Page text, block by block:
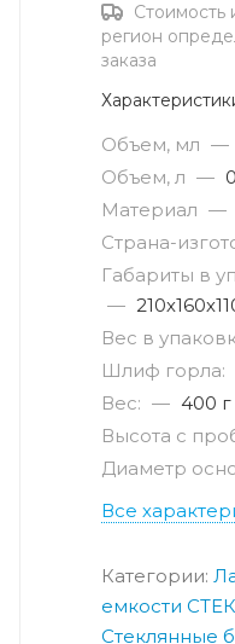
Стоимость
регион
заказа
Объем, мл —
Объем, л —
Материал —
Страна-
Габариты в
—
Вес в
Шлиф горла:
Вес: — 400 г
Высота с
Диаметр
Все
Категории:
емкости
Стеклянные